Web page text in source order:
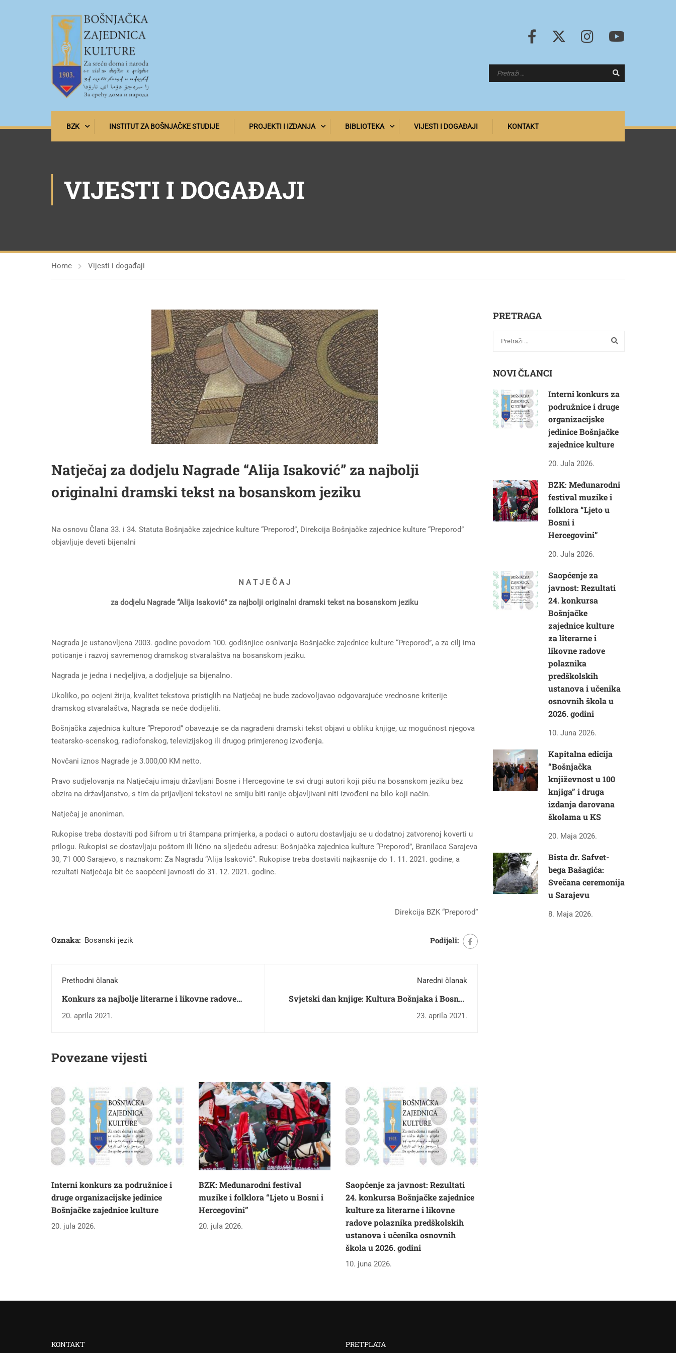
BZK INSTITUT ZA BOŠNJAČKE STUDIJE PROJEKTI I IZDANJA BIBLIOTEKA VIJESTI I DOGAĐAJI KONTAKT
VIJESTI I DOGAĐAJI
Home Vijesti i događaji
Natječaj za dodjelu Nagrade “Alija Isaković” za najbolji
originalni dramski tekst na bosanskom jeziku
Na osnovu Člana 33. i 34. Statuta Bošnjačke zajednice kulture “Preporod”, Direkcija Bošnjačke zajednice kulture “Preporod”
objavljuje deveti bijenalni
N A T J E Č A J
za dodjelu Nagrade “Alija Isaković” za najbolji originalni dramski tekst na bosanskom jeziku
Nagrada je ustanovljena 2003. godine povodom 100. godišnjice osnivanja Bošnjačke zajednice kulture “Preporod”, a za cilj ima
poticanje i razvoj savremenog dramskog stvaralaštva na bosanskom jeziku.
Nagrada je jedna i nedjeljiva, a dodjeljuje sa bijenalno.
Ukoliko, po ocjeni žirija, kvalitet tekstova pristiglih na Natječaj ne bude zadovoljavao odgovarajuće vrednosne kriterije
dramskog stvaralaštva, Nagrada se neće dodijeliti.
Bošnjačka zajednica kulture “Preporod” obavezuje se da nagrađeni dramski tekst objavi u obliku knjige, uz mogućnost njegova
teatarsko-scenskog, radiofonskog, televizijskog ili drugog primjerenog izvođenja.
Novčani iznos Nagrade je 3.000,00 KM netto.
Pravo sudjelovanja na Natječaju imaju državljani Bosne i Hercegovine te svi drugi autori koji pišu na bosanskom jeziku bez
obzira na državljanstvo, s tim da prijavljeni tekstovi ne smiju biti ranije objavljivani niti izvođeni na bilo koji način.
Natječaj je anoniman.
Rukopise treba dostaviti pod šifrom u tri štampana primjerka, a podaci o autoru dostavljaju se u dodatnoj zatvorenoj koverti u
prilogu. Rukopisi se dostavljaju poštom ili lično na sljedeću adresu: Bošnjačka zajednica kulture “Preporod”, Branilaca Sarajeva
30, 71 000 Sarajevo, s naznakom: Za Nagradu “Alija Isaković”. Rukopise treba dostaviti najkasnije do 1. 11. 2021. godine, a
rezultati Natječaja bit će saopćeni javnosti do 31. 12. 2021. godine.
Direkcija BZK “Preporod”
Oznaka: Bosanski jezik Podijeli:
Prethodni članak
Konkurs za najbolje literarne i likovne radove
polaznika predškolskih ustanova i učenika
20. aprila 2021.
Naredni članak
Svjetski dan knjige: Kultura Bošnjaka i Bosne i
Hercegovine u kulturi svijeta
23. aprila 2021.
Povezane vijesti
Interni konkurs za podružnice i
druge organizacijske jedinice
Bošnjačke zajednice kulture
20. jula 2026.
BZK: Međunarodni festival
muzike i folklora “Ljeto u Bosni i
Hercegovini”
20. jula 2026.
Saopćenje za javnost: Rezultati
24. konkursa Bošnjačke zajednice
kulture za literarne i likovne
radove polaznika predškolskih
ustanova i učenika osnovnih
škola u 2026. godini
10. juna 2026.
PRETRAGA
NOVI ČLANCI
Interni konkurs za
podružnice i druge
organizacijske
jedinice Bošnjačke
zajednice kulture
20. Jula 2026.
BZK: Međunarodni
festival muzike i
folklora “Ljeto u
Bosni i
Hercegovini”
20. Jula 2026.
Saopćenje za
javnost: Rezultati
24. konkursa
Bošnjačke
zajednice kulture
za literarne i
likovne radove
polaznika
predškolskih
ustanova i učenika
osnovnih škola u
2026. godini
10. Juna 2026.
Kapitalna edicija
“Bošnjačka
književnost u 100
knjiga” i druga
izdanja darovana
školama u KS
20. Maja 2026.
Bista dr. Safvet-
bega Bašagića:
Svečana ceremonija
u Sarajevu
8. Maja 2026.
KONTAKT PRETPLATA